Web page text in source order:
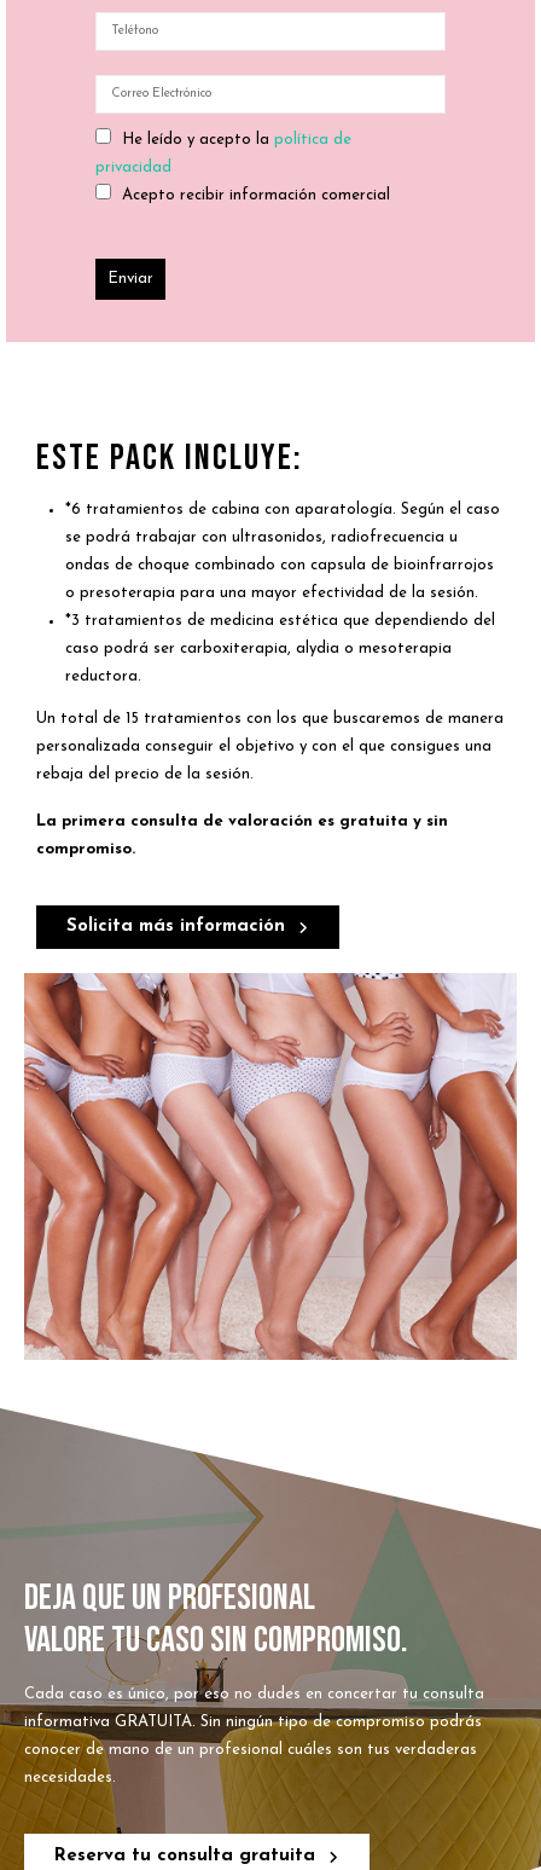
He leído y acepto la política de
privacidad
Acepto recibir información comercial
Este pack incluye:
*6 tratamientos de cabina con aparatología. Según el caso
se podrá trabajar con ultrasonidos, radiofrecuencia u
ondas de choque combinado con capsula de bioinfrarrojos
o presoterapia para una mayor efectividad de la sesión.
*3 tratamientos de medicina estética que dependiendo del
caso podrá ser carboxiterapia, alydia o mesoterapia
reductora.
Un total de 15 tratamientos con los que buscaremos de manera
personalizada conseguir el objetivo y con el que consigues una
rebaja del precio de la sesión.
La primera consulta de valoración es gratuita y sin
compromiso.
Solicita más información
DEJA QUE UN PROFESIONAL
VALORE TU CASO SIN COMPROMISO.
Cada caso es único, por eso no dudes en concertar tu consulta
informativa GRATUITA. Sin ningún tipo de compromiso podrás
conocer de mano de un profesional cuáles son tus verdaderas
necesidades.
Reserva tu consulta gratuita